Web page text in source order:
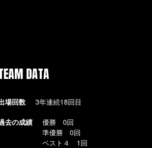
DATA
場回数 3年連続18回目
去の成績
優勝 0回
準優勝 0回
ベスト４ 1回